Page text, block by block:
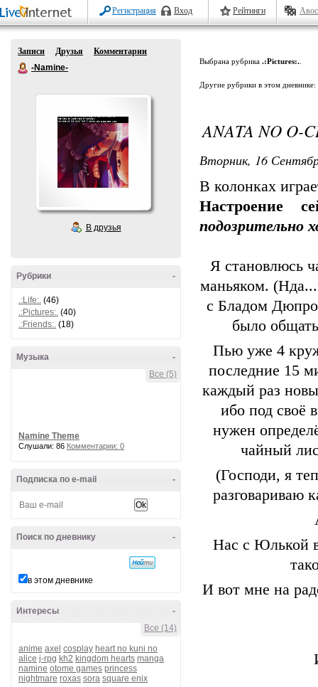
Регистрация Вход Рейтинги
Записи Друзья
Комментарии
-Namine-
В друзья
-
Рубрики
.:Life:. (46)
.:Pictures:. (40)
.:Friends:. (18)
-
Музыка
Все (5)
Namine Theme
Слушали: 86 Комментарии: 0
-
Подписка по e-mail
-
Поиск по дневнику
в этом дневнике
-
Интересы
Все (14)
anime axel cosplay heart no kuni no
alice j-rpg kh2 kingdom hearts manga
namine otome games princess
nightmare roxas sora square enix
Выбрана рубрика .:Pictures:.
Другие рубрики в этом дневнике:
ANATA NO O-
Вторник, 16
В колонках
Настроение
подозрительно
Я становлюсь
маньяком.
с Бладом
было
Пью уже 4
последние 15
каждый раз
ибо под своё
нужен
чайный
(Господи, я
разговариваю
Нас с Юлькой
И вот мне на